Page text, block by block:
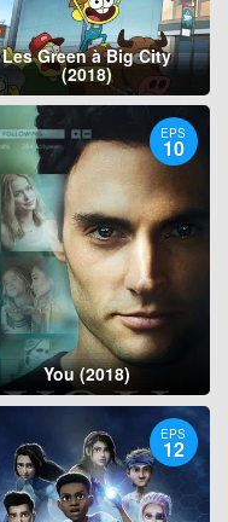
Les Green à Big City
(2018)
EPS
10
You (2018)
EPS
12